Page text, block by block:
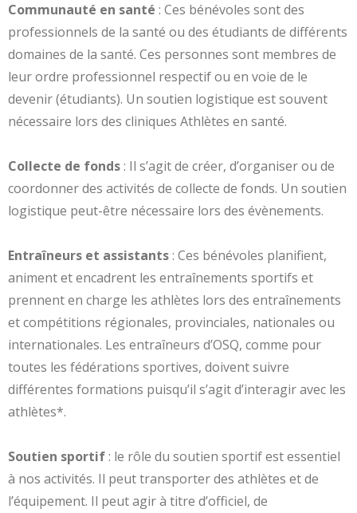
Communauté en santé : Ces bénévoles sont des
professionnels de la santé ou des étudiants de différents
domaines de la santé. Ces personnes sont membres de
leur ordre professionnel respectif ou en voie de le
devenir (étudiants). Un soutien logistique est souvent
nécessaire lors des cliniques Athlètes en santé.
Collecte de fonds: Il s’agit de créer, d’organiser ou de
coordonner des activités de collecte de fonds. Un soutien
logistique peut-être nécessaire lors des évènements.
Entraîneurs et assistants: Ces bénévoles planifient,
animent et encadrent les entraînements sportifs et
prennent en charge les athlètes lors des entraînements
et compétitions régionales, provinciales, nationales ou
internationales. Les entraîneurs d’OSQ, comme pour
toutes les fédérations sportives, doivent suivre
différentes formations puisqu’il s’agit d’interagir avec les
athlètes*.
Soutien sportif: le rôle du soutien sportif est essentiel
à nos activités. Il peut transporter des athlètes et de
l’équipement. Il peut agir à titre d’officiel, de